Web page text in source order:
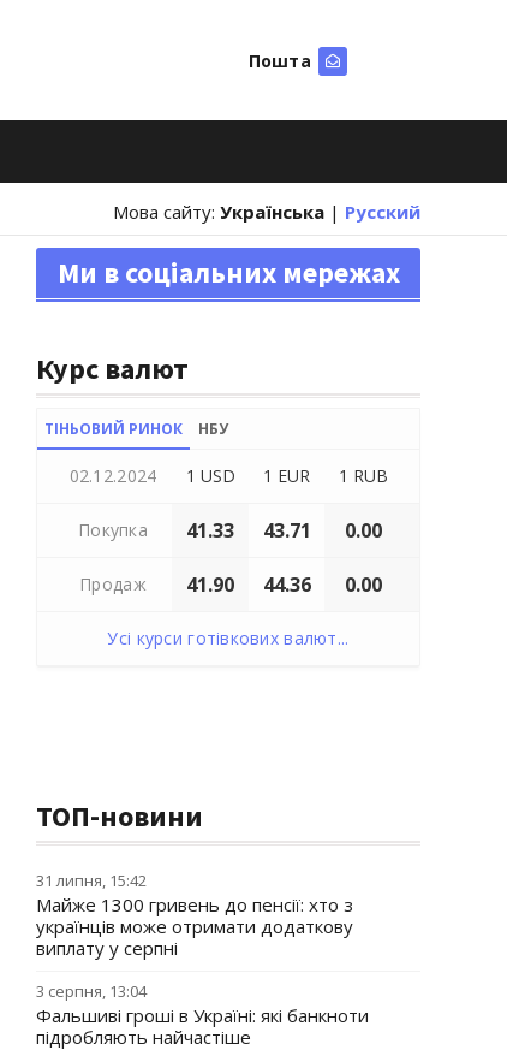
Пошта
Мова сайту: Українська | Русский
Ми в соціальних мережах
Курс валют
ТІНЬОВИЙ РИНОК НБУ
02.12.2024 1 USD 1 EUR 1 RUB
Покупка 41.33 43.71 0.00
Продаж 41.90 44.36 0.00
Усі курси готівкових валют...
ТОП-новини
31 липня, 15:42
Майже 1300 гривень до пенсії: хто з
українців може отримати додаткову
виплату у серпні
3 серпня, 13:04
Фальшиві гроші в Україні: які банкноти
підробляють найчастіше